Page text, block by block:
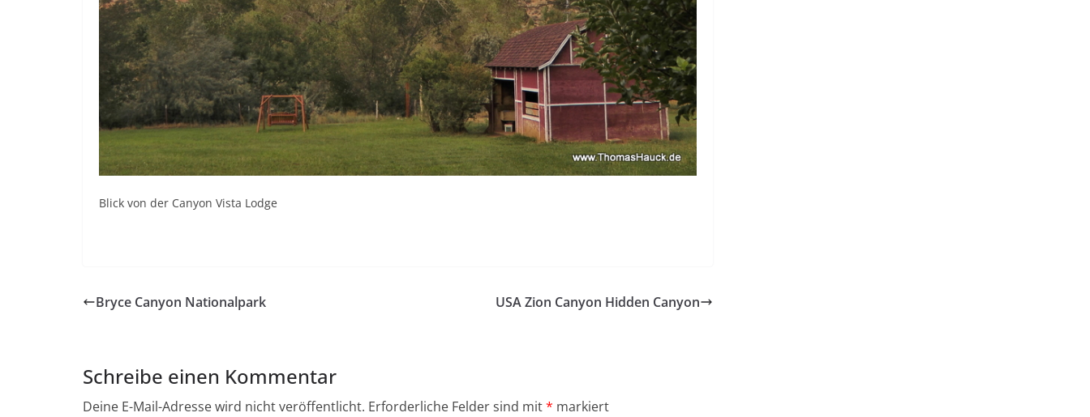
Blick von der Canyon Vista Lodge
Bryce Canyon Nationalpark USA Zion Canyon Hidden Canyon
Schreibe einen Kommentar
Deine E-Mail-Adresse wird nicht veröffentlicht. Erforderliche Felder sind mit* markiert